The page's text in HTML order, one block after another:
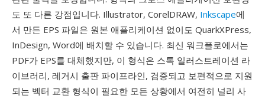
도 또 다른 강점입니다. Illustrator, CorelDRAW, Inkscape에
서 만든 EPS 파일은 원본 애플리케이션 없이도 QuarkXPress,
InDesign, Word에 배치할 수 있습니다. 최신 워크플로에서는
PDF가 EPS를 대체했지만, 이 형식은 스톡 일러스트레이션 라
이브러리, 레거시 출판 파이프라인, 검증되고 보편적으로 지원
되는 벡터 교환 형식이 필요한 모든 상황에서 여전히 널리 사